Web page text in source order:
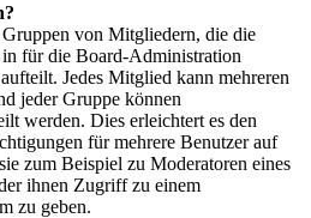
von Mitgliedern, die die
für die Board-Administration
Jedes Mitglied kann mehreren
jeder Gruppe können
werden. Dies erleichtert es den
für mehrere Benutzer auf
zum Beispiel zu Moderatoren eines
ihnen Zugriff zu einem
zu geben.